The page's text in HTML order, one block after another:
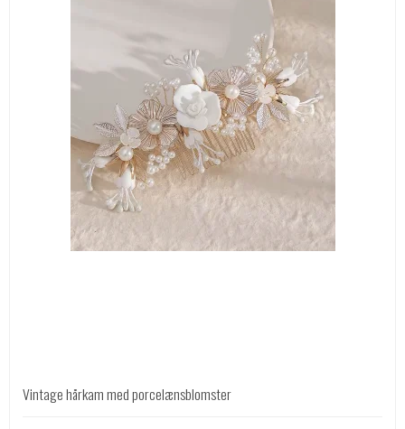
Vintage hårkam med porcelænsblomster